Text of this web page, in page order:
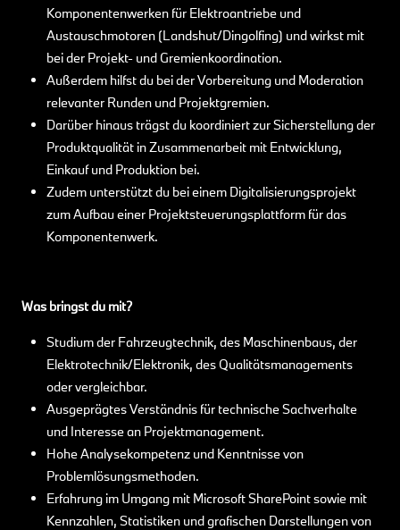
Komponentenwerken für Elektroantriebe und
Austauschmotoren (Landshut/Dingolfing) und wirkst mit
bei der Projekt- und Gremienkoordination.
Außerdem hilfst du bei der Vorbereitung und Moderation
relevanter Runden und Projektgremien.
Darüber hinaus trägst du koordiniert zur Sicherstellung der
Produktqualität in Zusammenarbeit mit Entwicklung,
Einkauf und Produktion bei.
Zudem unterstützt du bei einem Digitalisierungsprojekt
zum Aufbau einer Projektsteuerungsplattform für das
Komponentenwerk.
Was bringst du mit?
Studium der Fahrzeugtechnik, des Maschinenbaus, der
Elektrotechnik/Elektronik, des Qualitätsmanagements
oder vergleichbar.
Ausgeprägtes Verständnis für technische Sachverhalte
und Interesse an Projektmanagement.
Hohe Analysekompetenz und Kenntnisse von
Problemlösungsmethoden.
Erfahrung im Umgang mit Microsoft SharePoint sowie mit
Kennzahlen, Statistiken und grafischen Darstellungen von